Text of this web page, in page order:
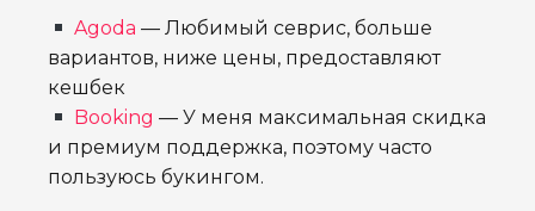
Agoda — Любимый севрис, больше
вариантов, ниже цены, предоставляют
кешбек
Booking — У меня максимальная скидка
и премиум поддержка, поэтому часто
пользуюсь букингом.